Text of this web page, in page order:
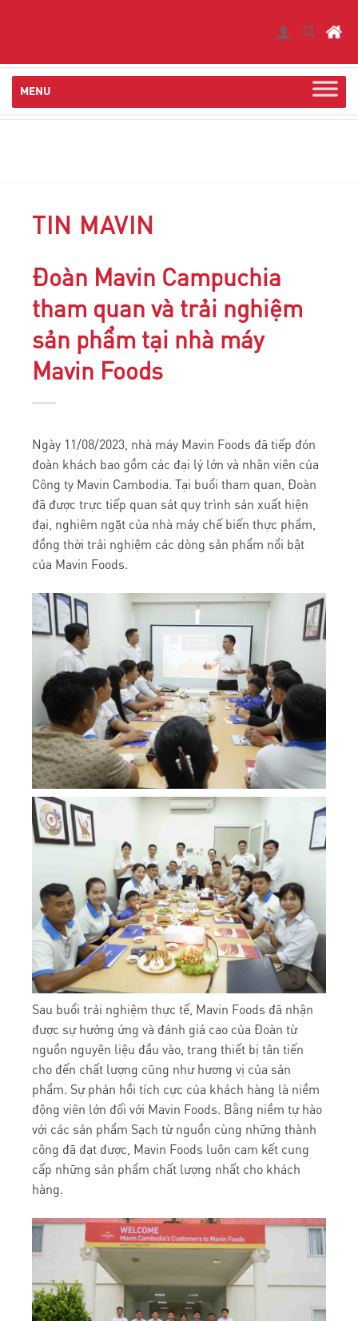
TIN MAVIN
Đoàn Mavin Campuchia
tham quan và trải nghiệm
sản phẩm tại nhà máy
Mavin Foods
Ngày 11/08/2023, nhà máy Mavin Foods đã tiếp đón
đoàn khách bao gồm các đại lý lớn và nhân viên của
Công ty Mavin Cambodia. Tại buổi tham quan, Đoàn
đã được trực tiếp quan sát quy trình sản xuất hiện
đại, nghiêm ngặt của nhà máy chế biến thực phẩm,
đồng thời trải nghiệm các dòng sản phẩm nổi bật
của Mavin Foods.
Sau buổi trải nghiệm thực tế, Mavin Foods đã nhận
được sự hưởng ứng và đánh giá cao của Đoàn từ
nguồn nguyên liệu đầu vào, trang thiết bị tân tiến
cho đến chất lượng cũng như hương vị của sản
phẩm. Sự phản hồi tích cực của khách hàng là niềm
động viên lớn đối với Mavin Foods. Bằng niềm tự hào
với các sản phẩm Sạch từ nguồn cùng những thành
công đã đạt được, Mavin Foods luôn cam kết cung
cấp những sản phẩm chất lượng nhất cho khách
hàng.